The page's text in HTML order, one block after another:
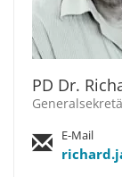
PD Dr.
E-Mail